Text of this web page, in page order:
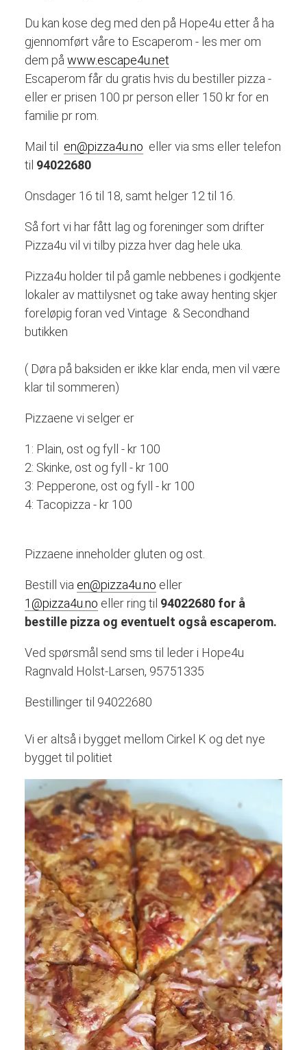
Du kan kose deg med den på Hope4u etter å ha
gjennomført våre to Escaperom - les mer om
dem på www.escape4u.net
Escaperom får du gratis hvis du bestiller pizza -
eller er prisen 100 pr person eller 150 kr for en
familie pr rom.
Mail til en@pizza4u.no eller via sms eller telefon
til 94022680
Onsdager 16 til 18, samt helger 12 til 16.
Så fort vi har fått lag og foreninger som drifter
Pizza4u vil vi tilby pizza hver dag hele uka.
Pizza4u holder til på gamle nebbenes i godkjente
lokaler av mattilysnet og take away henting skjer
foreløpig foran ved Vintage & Secondhand
butikken
( Døra på baksiden er ikke klar enda, men vil være
klar til sommeren)
Pizzaene vi selger er
1: Plain, ost og fyll - kr 100
2: Skinke, ost og fyll - kr 100
3: Pepperone, ost og fyll - kr 100
4: Tacopizza - kr 100
Pizzaene inneholder gluten og ost.
Bestill via en@pizza4u.no eller
1@pizza4u.no eller ring til 94022680 for å
bestille pizza og eventuelt også escaperom.
Ved spørsmål send sms til leder i Hope4u
Ragnvald Holst-Larsen, 95751335
Bestillinger til 94022680
Vi er altså i bygget mellom Cirkel K og det nye
bygget til politiet